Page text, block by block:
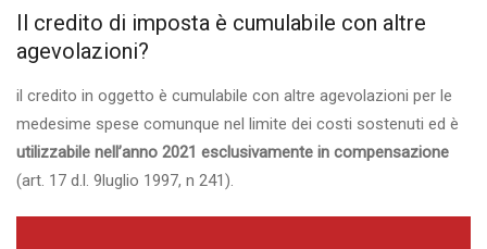
Il credito di imposta è cumulabile con altre
agevolazioni?
il credito in oggetto è cumulabile con altre agevolazioni per le
medesime spese comunque nel limite dei costi sostenuti ed è
utilizzabile nell’anno 2021 esclusivamente in compensazione
(art. 17 d.l. 9luglio 1997, n 241).